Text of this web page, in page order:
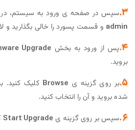
3. سپس در صفحه ی ورود به سیستم، در
admin و قسمت پسورد را خالی بگذارید و
4. پس از ورود به بخش Upgrade
بروید.
5. بر روی گزینه ی Browse کلیک کنید.
شده بروید و آن را انتخاب کنید.
6. سپس بر روی گزینه ی Start Upgrade